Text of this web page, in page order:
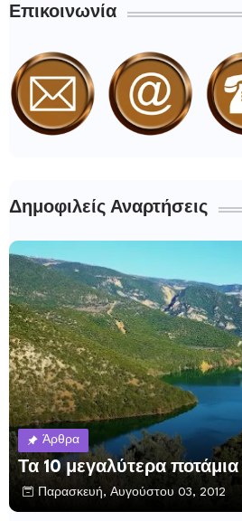
Επικοινωνία
Δημοφιλείς Αναρτήσεις
Άρθρα
Τα 10 μεγαλύτερα
Παρασκευή, Αυγούστου 03, 2012